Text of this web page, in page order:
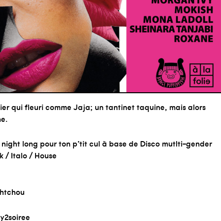
qui fleuri comme Jaja; un tantinet taquine, mais alors
long pour ton p’tit cul à base de Disco mutlti-gender
/ Italo / House